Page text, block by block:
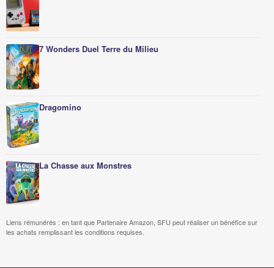
7 Wonders Duel Terre du Milieu
Dragomino
La Chasse aux Monstres
Liens rémunérés : en tant que Partenaire Amazon, SFU peut réaliser un bénéfice sur
les achats remplissant les conditions requises.